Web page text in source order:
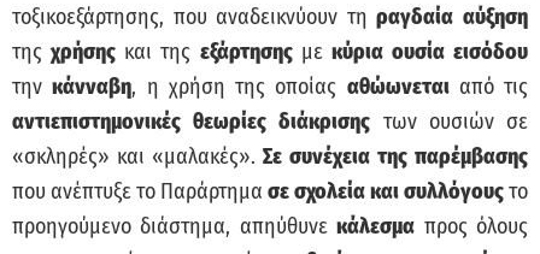
τοξικοεξάρτησης, που αναδεικνύουν τηραγδαία αύξηση
τηςχρήσης και της εξάρτησηςμε κύρια ουσία εισόδου
τηνκάνναβη, η χρήση της οποίας αθώωνεταιαπό τις
αντιεπιστημονικές θεωρίες διάκρισης των ουσιών σε
«σκληρές» και «μαλακές». Σε συνέχεια της παρέμβασης
που ανέπτυξε το Παράρτημα σε σχολεία και συλλόγουςτο
προηγούμενο διάστημα, απηύθυνεκάλεσμα προς όλους